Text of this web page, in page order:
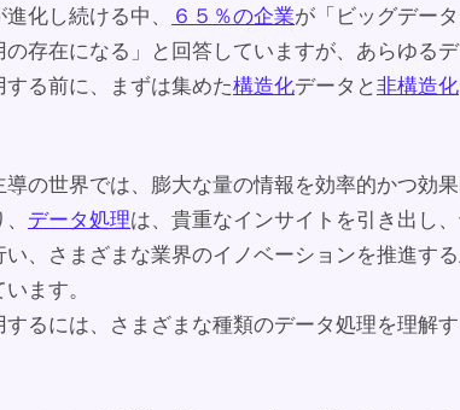
化し続ける中、 ６５％の企業が「ビッグデー
の存在になる」と回答していますが、あらゆる
る前に、まずは集めた構造化データと非構造化
導の世界では、膨大な量の情報を効率的かつ効
データ処理は、貴重なインサイトを引き出し
い、さまざまな業界のイノベーションを推進す
ます。
するには、さまざまな種類のデータ処理を理解